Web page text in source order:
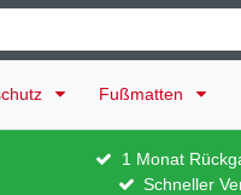
Fußmatten
1 Monat
Schneller